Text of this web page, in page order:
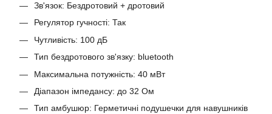
Зв'язок: Бездротовий + дротовий
Регулятор гучності: Так
Чутливість: 100 дБ
Тип бездротового зв'язку: bluetooth
Максимальна потужність: 40 мВт
Діапазон імпедансу: до 32 Ом
Тип амбушюр: Герметичні подушечки для навушників